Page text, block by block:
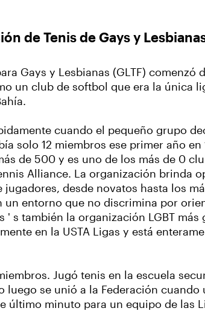
de Tenis de Gays y
Gays y Lesbianas (GLTF) comenzó
un club de softbol que era la única
cuando el pequeño grupo
solo 12 miembros ese primer año en
de 500 y es uno de los más de 0
Alliance. La organización brinda
desde novatos hasta los
un entorno que no discrimina por
' s también la organización LGBT más
en la USTA Ligas y está
Jugó tenis en la escuela
luego se unió a la Federación cuando
último minuto para un equipo de las